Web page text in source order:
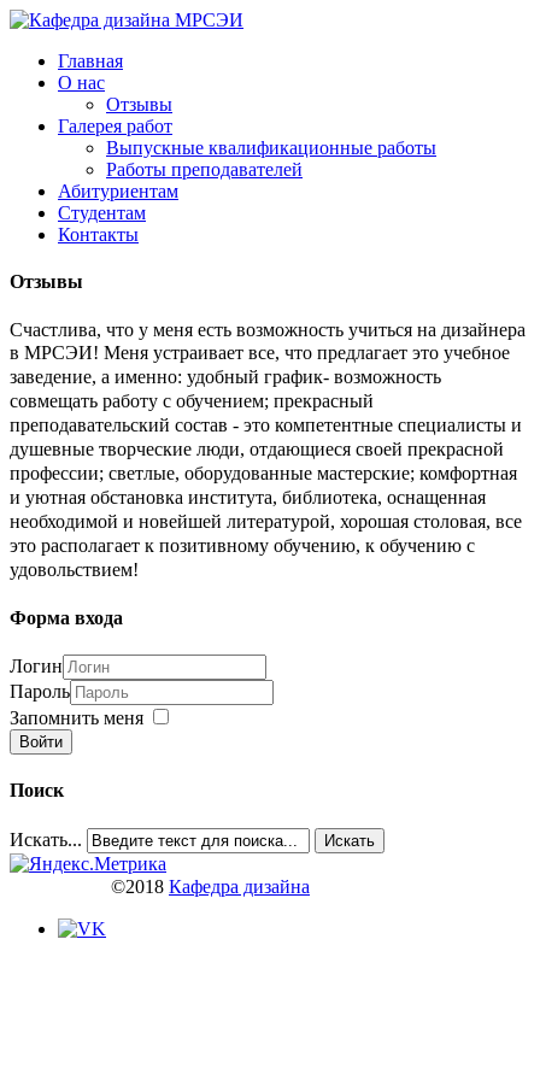
Главная
О нас
Отзывы
Галерея работ
Выпускные квалификационные работы
Работы преподавателей
Абитуриентам
Студентам
Контакты
Отзывы
Счастлива, что у меня есть возможность учиться на дизайнера
в МРСЭИ! Меня устраивает все, что предлагает это учебное
заведение, а именно: удобный график- возможность
совмещать работу с обучением; прекрасный
преподавательский состав - это компетентные специалисты и
душевные творческие люди, отдающиеся своей прекрасной
профессии; светлые, оборудованные мастерские; комфортная
и уютная обстановка института, библиотека, оснащенная
необходимой и новейшей литературой, хорошая столовая, все
это располагает к позитивному обучению, к обучению с
удовольствием!
Форма входа
Логин
Пароль
Запомнить меня
Войти
Поиск
Искать... Искать
©2018 Кафедра дизайна